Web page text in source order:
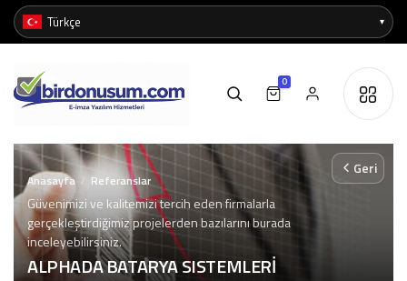
0
ALPHADA BATARYA SISTEMLERİ
Güvenimizi ve kalitemizi tercih eden firmalarla
gerçekleştirdiğimiz projelerden bazılarını burada
inceleyebilirsiniz.
Anasayfa / Referanslar
Geri